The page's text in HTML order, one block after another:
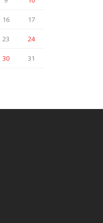
16 17
23 24
30
31